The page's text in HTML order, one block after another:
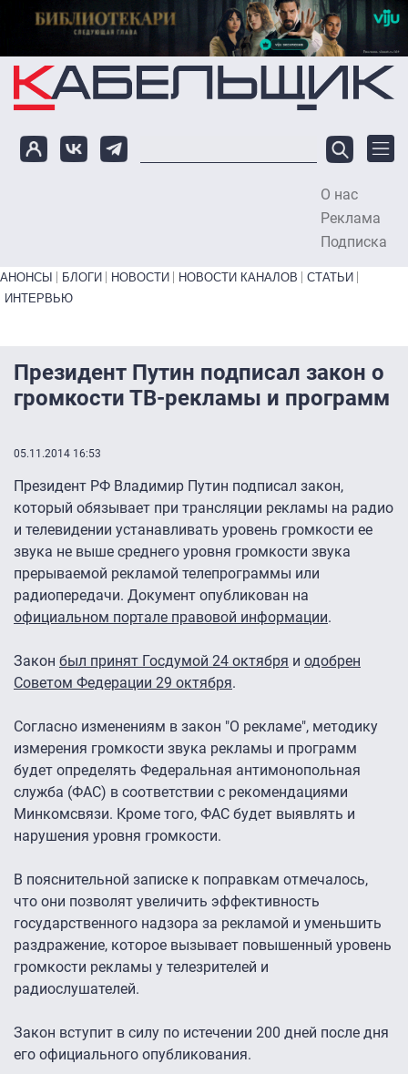
Перейти к основному содержанию
О нас
Реклама
Подписка
Primary links bottom
АНОНСЫ БЛОГИ НОВОСТИ НОВОСТИ КАНАЛОВ
СТАТЬИ
ИНТЕРВЬЮ
Президент Путин подписал закон о
громкости ТВ-рекламы и программ
05.11.2014 16:53
Президент РФ Владимир Путин подписал закон,
который обязывает при трансляции рекламы на радио
и телевидении устанавливать уровень громкости ее
звука не выше среднего уровня громкости звука
прерываемой рекламой телепрограммы или
радиопередачи. Документ опубликован на
официальном портале правовой информации.
Закон был принят Госдумой 24 октября и одобрен
Советом Федерации 29 октября.
Согласно изменениям в закон "О рекламе", методику
измерения громкости звука рекламы и программ
будет определять Федеральная антимонопольная
служба (ФАС) в соответствии с рекомендациями
Минкомсвязи. Кроме того, ФАС будет выявлять и
нарушения уровня громкости.
В пояснительной записке к поправкам отмечалось,
что они позволят увеличить эффективность
государственного надзора за рекламой и уменьшить
раздражение, которое вызывает повышенный уровень
громкости рекламы у телезрителей и
радиослушателей.
Закон вступит в силу по истечении 200 дней после дня
его официального опубликования.